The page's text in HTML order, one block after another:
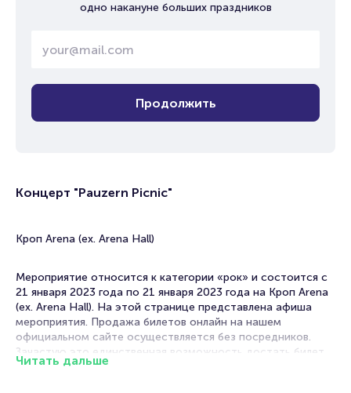
одно накануне больших праздников
Продолжить
Концерт "Pauzern Picnic"
Кроп Arena (ex. Arena Hall)
Мероприятие относится к категории «рок» и состоится с
21 января 2023 года по 21 января 2023 года на Кроп Arena
(ex. Arena Hall). На этой странице представлена афиша
мероприятия. Продажа билетов онлайн на нашем
официальном сайте осуществляется без посредников.
Зачастую это единственная возможность достать билет
на рок.
Читать дальше